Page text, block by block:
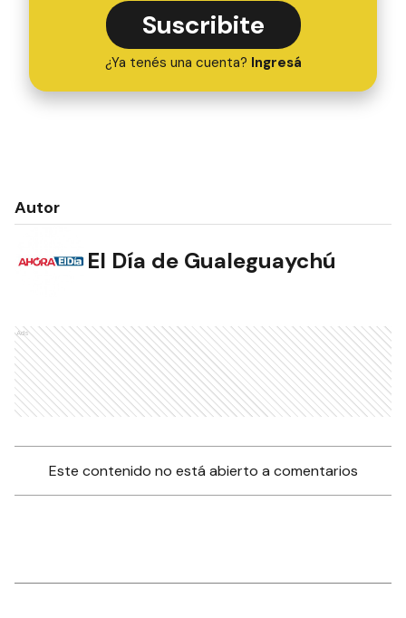
Suscribite
¿Ya tenés una cuenta? Ingresá
Autor
El Día de Gualeguaychú
Ads
Este contenido no está abierto a comentarios